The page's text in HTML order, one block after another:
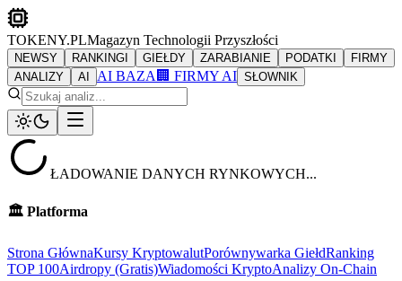
TOKENY.PLMagazyn Technologii Przyszłości
NEWSY RANKINGI GIEŁDY ZARABIANIE PODATKI
FIRMY
ANALIZY
AI AI BAZA 🏢 FIRMY AI SŁOWNIK
ŁADOWANIE DANYCH RYNKOWYCH...
🏛️ Platforma
Strona GłównaKursy KryptowalutPorównywarka GiełdRanking
TOP 100Airdropy (Gratis)Wiadomości KryptoAnalizy On-Chain